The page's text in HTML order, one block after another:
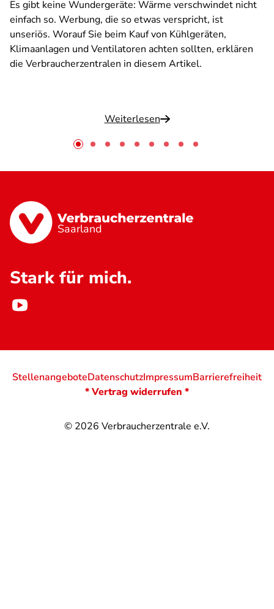
Es gibt keine Wundergeräte: Wärme verschwindet nicht
einfach so. Werbung, die so etwas verspricht, ist
unseriös. Worauf Sie beim Kauf von Kühlgeräten,
Klimaanlagen und Ventilatoren achten sollten, erklären
die Verbraucherzentralen in diesem Artikel.
Weiterlesen
Saarland
Stark für mich.
© 2026 Verbraucherzentrale e.V.
StellenangeboteDatenschutzImpressumBarrierefreiheit
* Vertrag widerrufen *